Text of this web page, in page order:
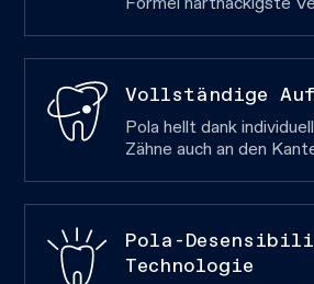
Vollständige
Pola hellt dank
Zähne auch an den
Pola-
Technologie